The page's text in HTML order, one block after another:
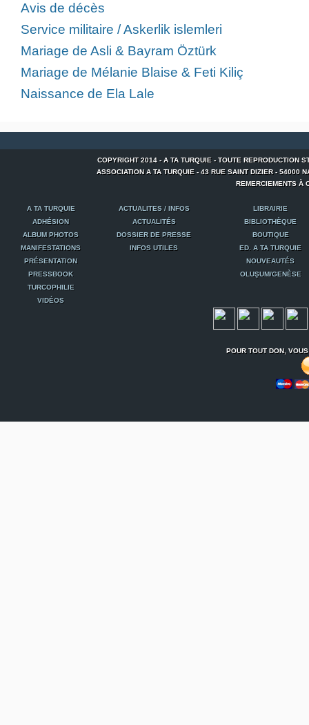
Avis de décès
Service militaire / Askerlik islemleri
Mariage de Asli & Bayram Öztürk
Mariage de Mélanie Blaise & Feti Kiliç
Naissance de Ela Lale
COPYRIGHT 2014 - A TA TURQUIE - TOUTE REPRODUCTION
ASSOCIATION A TA TURQUIE - 43 RUE SAINT DIZIER -
REMERCIEMENTS À
A TA TURQUIE ACTUALITES / INFOS
LIBRAIRIE
ADHÉSION
ACTUALITÉS
BIBLIOTHÈQUE
ALBUM PHOTOS
DOSSIER DE PRESSE
BOUTIQUE
MANIFESTATIONS
INFOS UTILES
ED. A TA TURQUIE
PRÉSENTATION
NOUVEAUTÉS
PRESSBOOK
OLUŞUM/GENÈSE
TURCOPHILIE
VIDÉOS
POUR TOUT DON,